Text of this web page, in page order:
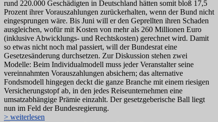
rund 220.000 Geschädigten in Deutschland hätten somit bloß 17,5
Prozent ihrer Vorauszahlungen zurückerhalten, wenn der Bund nicht
eingesprungen wäre. Bis Juni will er den Geprellten ihren Schaden
ausgleichen, wofür mit Kosten von mehr als 260 Millionen Euro
(inklusive Abwicklungs- und Rechtskosten) gerechnet wird. Damit
so etwas nicht noch mal passiert, will der Bundesrat eine
Gesetzesänderung durchsetzen. Zur Diskussion stehen zwei
Modelle: Beim Individualmodell muss jeder Veranstalter seine
vereinnahmten Vorauszahlungen absichern; das alternative
Fondsmodell hingegen deckt die ganze Branche mit einem riesigen
Versicherungstopf ab, in den jedes Reiseunternehmen eine
umsatzabhängige Prämie einzahlt. Der gesetzgeberische Ball liegt
nun im Feld der Bundesregierung.
> weiterlesen